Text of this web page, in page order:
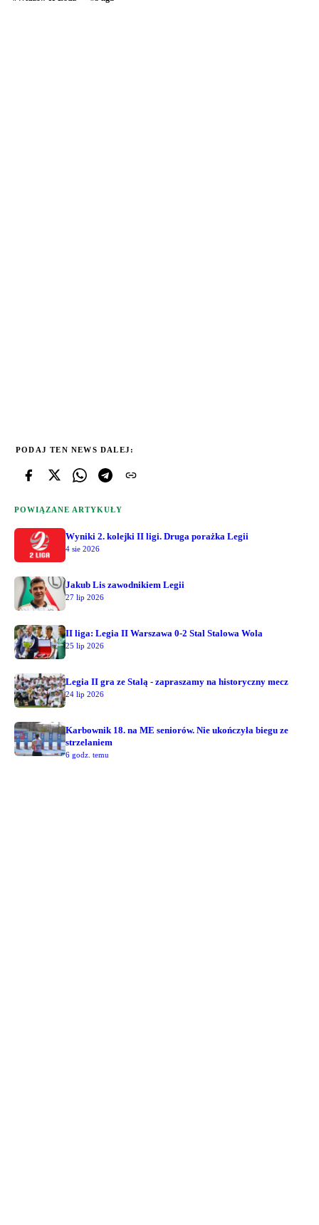
PODAJ TEN NEWS DALEJ:
POWIĄZANE ARTYKUŁY
Wyniki 2. kolejki II ligi. Druga porażka Legii
4 sie 2026
Jakub Lis zawodnikiem Legii
27 lip 2026
II liga: Legia II Warszawa 0-2 Stal Stalowa Wola
25 lip 2026
Legia II gra ze Stalą - zapraszamy na historyczny mecz
24 lip 2026
Karbownik 18. na ME seniorów. Nie ukończyła biegu ze
strzelaniem
6 godz. temu